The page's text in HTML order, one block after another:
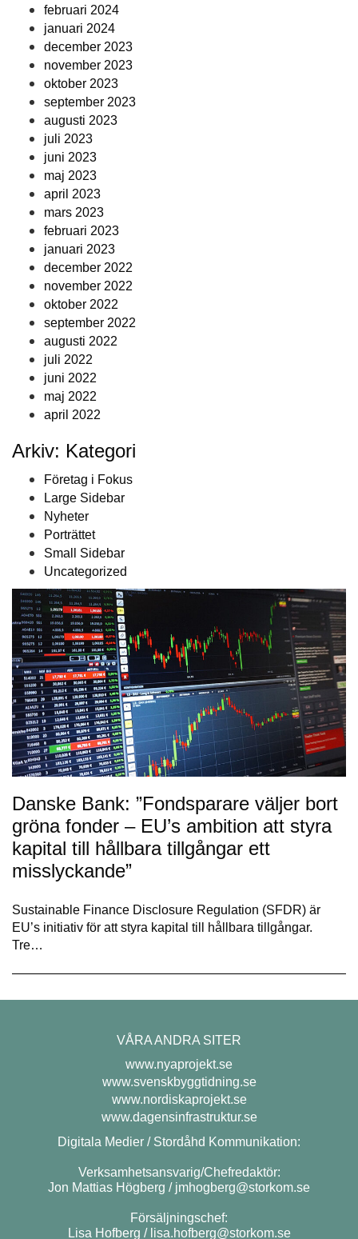
februari 2024
januari 2024
december 2023
november 2023
oktober 2023
september 2023
augusti 2023
juli 2023
juni 2023
maj 2023
april 2023
mars 2023
februari 2023
januari 2023
december 2022
november 2022
oktober 2022
september 2022
augusti 2022
juli 2022
juni 2022
maj 2022
april 2022
Arkiv: Kategori
Företag i Fokus
Large Sidebar
Nyheter
Porträttet
Small Sidebar
Uncategorized
Danske Bank: ”Fondsparare väljer bort
gröna fonder – EU’s ambition att styra
kapital till hållbara tillgångar ett
misslyckande”
Sustainable Finance Disclosure Regulation (SFDR) är
EU’s initiativ för att styra kapital till hållbara tillgångar.
Tre…
VÅRA ANDRA SITER
www.nyaprojekt.se
www.svenskbyggtidning.se
www.nordiskaprojekt.se
www.dagensinfrastruktur.se
Digitala Medier / Stordåhd Kommunikation:
Verksamhetsansvarig/Chefredaktör:
Jon Mattias Högberg / jmhogberg@storkom.se
Försäljningschef:
Lisa Hofberg / lisa.hofberg@storkom.se